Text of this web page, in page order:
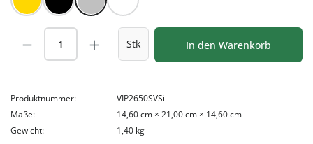
Gold Schwarz Silber Weiß
Produkt Anzahl: Gib den gewünschten
Stk In den Warenkorb
Produktnummer:
VIP2650SVSi
Maße:
14,60 cm × 21,00 cm × 14,60 cm
Gewicht:
1,40 kg